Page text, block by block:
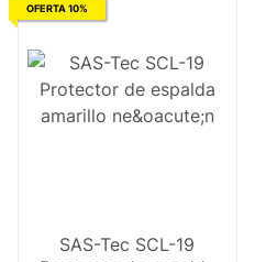
OFERTA 10%
SAS-Tec SCL-19